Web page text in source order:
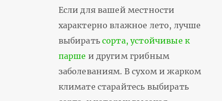
Если для вашей местности
характерно влажное лето, лучше
выбиратьсорта, устойчивые к
парше и другим грибным
заболеваниям. В сухом и жарком
климате старайтесь выбирать